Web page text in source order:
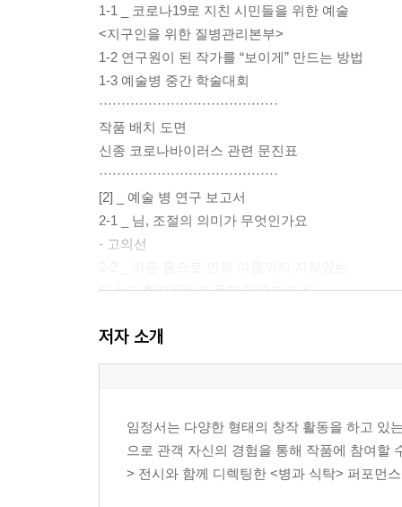
1-1 _ 코로나19로 지친 시민들을 위한 예술
<지구인을 위한 질병관리본부>
1-2 연구원이 된 작가를 “보이게” 만드는 방법
1-3 예술병 중간 학술대회
········································
작품 배치 도면
신종 코로나바이러스 관련 문진표
········································
[2] _ 예술 병 연구 보고서
2-1 _ 님, 조절의 의미가 무엇인가요
- 고의선
디스크 환자들을 이용한 따뜻한 진심
- 김찬우
2-3 _ 뭐지뭐지병 최고권위자 노경화의 연구실
고백광 환자 자로아가 부작용 치료제 연구
- 박철호
2-5 _
저자 소개
임정서는 다양한 형태의 창작 활동을 하고 있
으로 관객 자신의 경험을 통해 작품에 참여할
> 전시와 함께 디렉팅한 <병과 식탁> 퍼포먼